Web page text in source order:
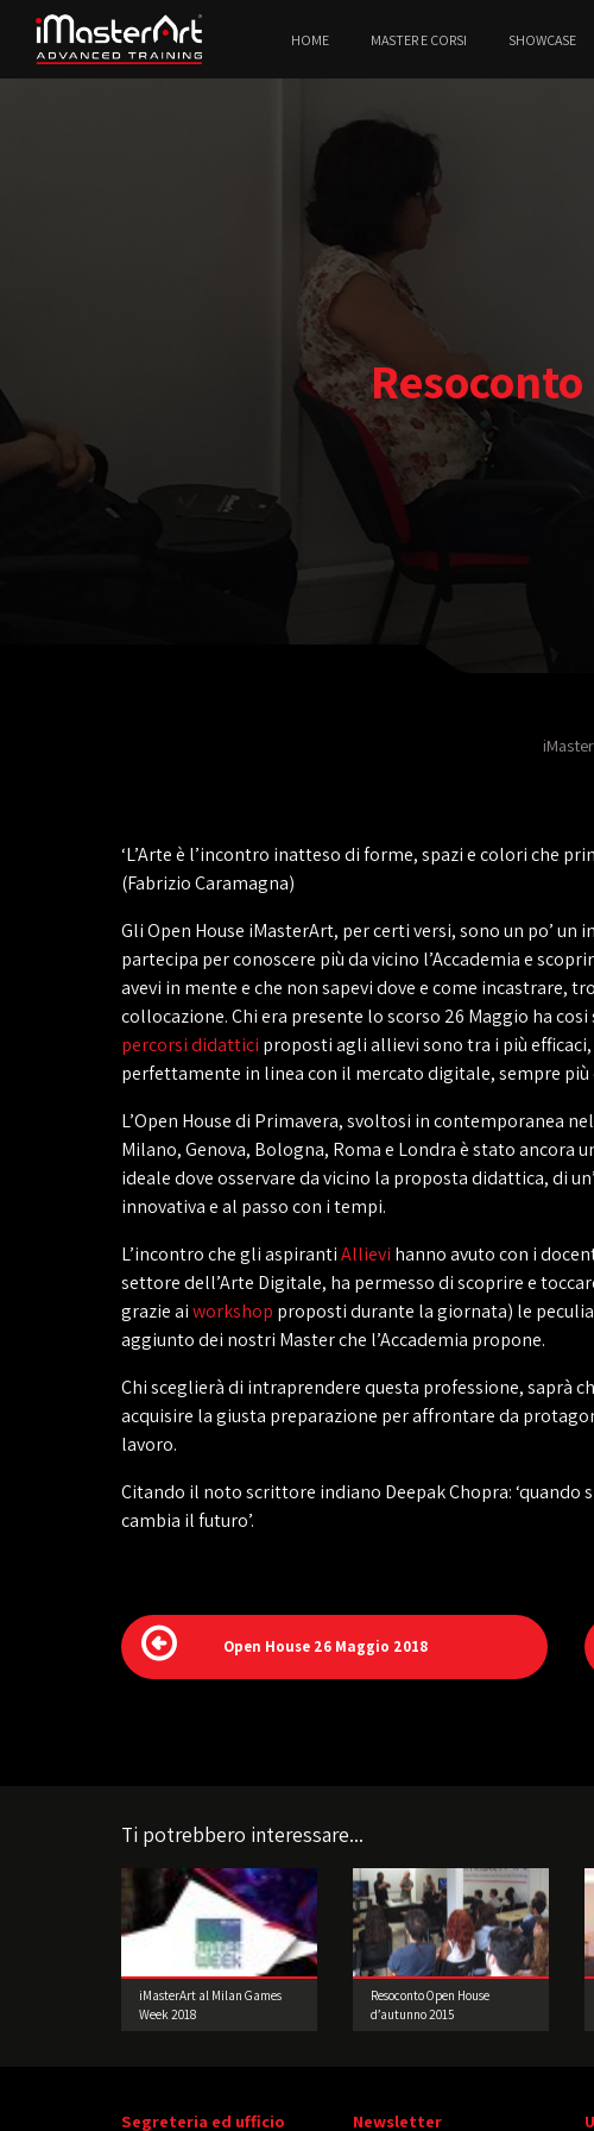
HOME MASTER E CORSI SHOWCASE
‘L’Arte è l’incontro inatteso di forme, spazi e colori che
(Fabrizio Caramagna)
Gli Open House iMasterArt, per certi versi, sono un po’ un
partecipa per conoscere più da vicino l’Accademia e
avevi in mente e che non sapevi dove e come incastrare,
collocazione. Chi era presente lo scorso 26 Maggio ha
percorsi didattici proposti agli allievi sono tra i più
perfettamente in linea con il mercato digitale, sempre
L’Open House di Primavera, svoltosi in contemporanea
Milano, Genova, Bologna, Roma e Londra è stato ancora
ideale dove osservare da vicino la proposta didattica, di
innovativa e al passo con i tempi.
L’incontro che gli aspirantiAllievi hanno avuto con i
settore dell’Arte Digitale, ha permesso di scoprire e
grazie aiworkshop proposti durante la giornata) le
aggiunto dei nostri Master che l’Accademia propone.
Chi sceglierà di intraprendere questa professione, saprà
acquisire la giusta preparazione per affrontare da
lavoro.
Citando il noto scrittore indiano Deepak Chopra: ‘quando
cambia il futuro’.
Open House 26 Maggio 2018
Ti potrebbero interessare...
iMasterArt al Milan Games
Week 2018
Resoconto Open House
d’autunno 2015
Segreteria ed ufficio Newsletter